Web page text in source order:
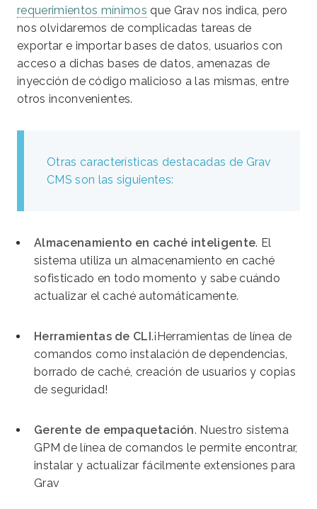
requerimientos mínimos que Grav nos indica, pero
nos olvidaremos de complicadas tareas de
exportar e importar bases de datos, usuarios con
acceso a dichas bases de datos, amenazas de
inyección de código malicioso a las mismas, entre
otros inconvenientes.
Otras características destacadas de Grav
CMS son las siguientes:
Almacenamiento en caché inteligente. El
sistema utiliza un almacenamiento en caché
sofisticado en todo momento y sabe cuándo
actualizar el caché automáticamente.
Herramientas de CLI.¡Herramientas de línea de
comandos como instalación de dependencias,
borrado de caché, creación de usuarios y copias
de seguridad!
Gerente de empaquetación. Nuestro sistema
GPM de línea de comandos le permite encontrar,
instalar y actualizar fácilmente extensiones para
Grav